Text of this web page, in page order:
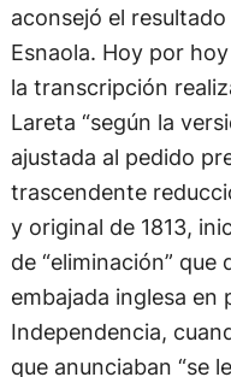
aconsejó el
Esnaola. Hoy por
la transcripción
Lareta “según la
ajustada al pedido
trascendente
y original de 1813,
de “eliminación” que
embajada inglesa en
Independencia,
que anunciaban “se